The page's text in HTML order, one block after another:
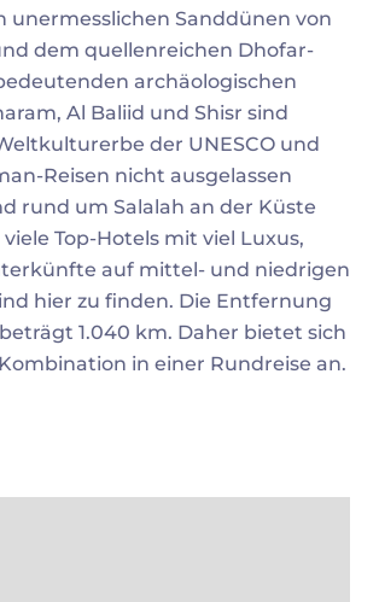
unermesslichen Sanddünen von
dem quellenreichen Dhofar-
archäologischen
Al Baliid und Shisr sind
der UNESCO und
Reisen nicht ausgelassen
rund um Salalah an der Küste
Top-Hotels mit viel Luxus,
auf mittel- und niedrigen
hier zu finden. Die Entfernung
1.040 km. Daher bietet sich
in einer Rundreise an.